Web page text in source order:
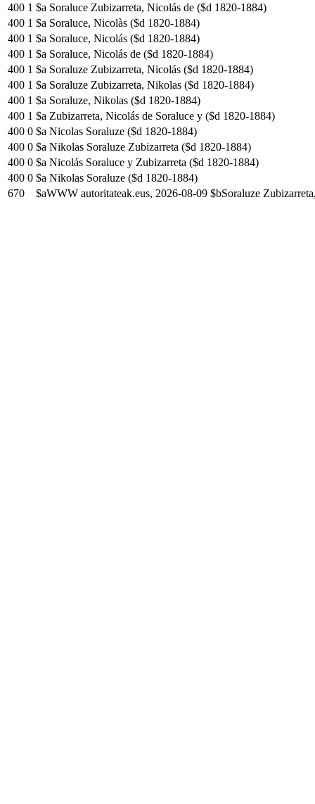
400 1 $a Soraluce Zubizarreta, Nicolás de ($d 1820-1884)
400 1 $a Soraluce, Nicolàs ($d 1820-1884)
400 1 $a Soraluce, Nicolás ($d 1820-1884)
400 1 $a Soraluce, Nicolás de ($d 1820-1884)
400 1 $a Soraluze Zubizarreta, Nicolás ($d 1820-1884)
400 1 $a Soraluze Zubizarreta, Nikolas ($d 1820-1884)
400 1 $a Soraluze, Nikolas ($d 1820-1884)
400 1 $a Zubizarreta, Nicolás de Soraluce y ($d 1820-1884)
400 0 $a Nicolas Soraluze ($d 1820-1884)
400 0 $a Nikolas Soraluze Zubizarreta ($d 1820-1884)
400 0 $a Nicolás Soraluce y Zubizarreta ($d 1820-1884)
400 0 $a Nikolas Soraluze ($d 1820-1884)
670
$aWWW autoritateak.eus, 2026-08-09 $bSoraluze